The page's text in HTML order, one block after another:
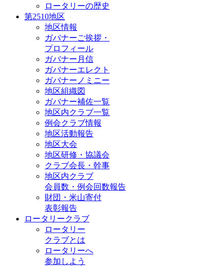
ロータリーの歴史
第2510地区
地区情報
ガバナーご挨拶・
プロフィール
ガバナー月信
ガバナーエレクト
ガバナーノミニー
地区組織図
ガバナー補佐一覧
地区内クラブ一覧
例会クラブ情報
地区活動報告
地区大会
地区研修・協議会
クラブ会長・幹事
地区内クラブ
会員数・例会回数報告
財団・米山寄付
表彰報告
ロータリークラブ
ロータリー
クラブとは
ロータリーへ
参加しよう